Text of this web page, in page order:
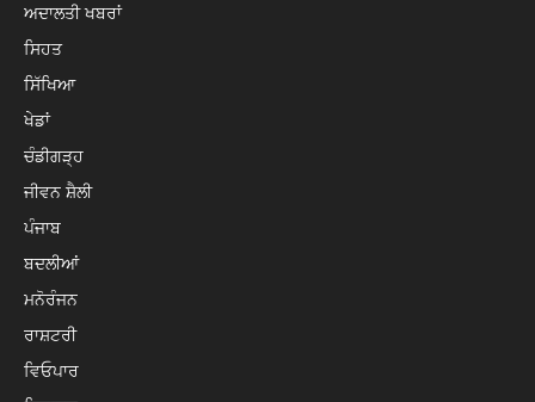
ਅਦਾਲਤੀ ਖਬਰਾਂ
ਸਿਹਤ
ਸਿੱਖਿਆ
ਖੇਡਾਂ
ਚੰਡੀਗੜ੍ਹ
ਜੀਵਨ ਸ਼ੈਲੀ
ਪੰਜਾਬ
ਬਦਲੀਆਂ
ਮਨੋਰੰਜਨ
ਰਾਸ਼ਟਰੀ
ਵਿਓਪਾਰ